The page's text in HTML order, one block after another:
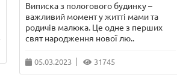
Виписка з пологового будинку –
важливий момент у житті мами та
родичів малюка. Це одне з перших
свят народження нової лю..
05.03.2023 31745